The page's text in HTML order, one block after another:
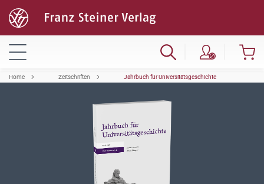
Home Zeitschriften Jahrbuch für Universitätsgeschichte